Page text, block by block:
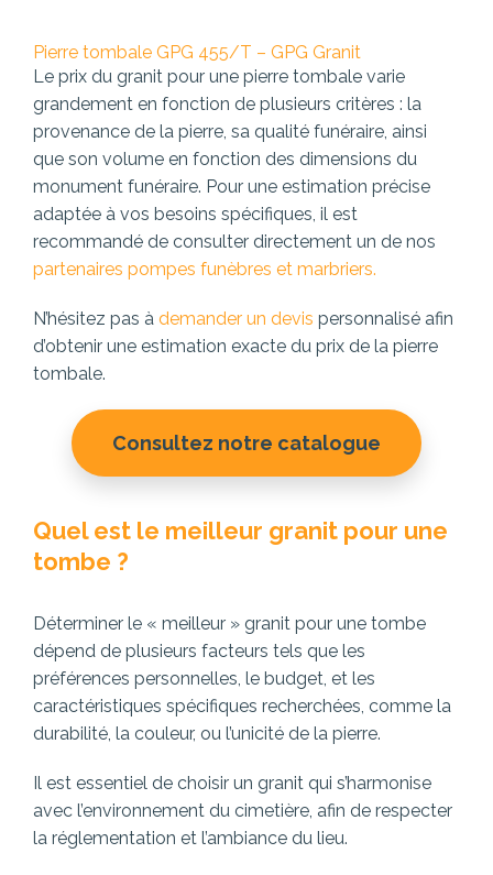
Pierre tombale GPG 455/T – GPG Granit
Le prix du granit pour une pierre tombale varie
grandement en fonction de plusieurs critères : la
provenance de la pierre, sa qualité funéraire, ainsi
que son volume en fonction des dimensions du
monument funéraire. Pour une estimation précise
adaptée à vos besoins spécifiques, il est
recommandé de consulter directement un de nos
partenaires pompes funèbres et marbriers.
N’hésitez pas à demander un devis personnalisé afin
d’obtenir une estimation exacte du prix de la pierre
tombale.
Consultez notre catalogue
Quel est le meilleur granit pour une
tombe ?
Déterminer le « meilleur » granit pour une tombe
dépend de plusieurs facteurs tels que les
préférences personnelles, le budget, et les
caractéristiques spécifiques recherchées, comme la
durabilité, la couleur, ou l’unicité de la pierre.
Il est essentiel de choisir un granit qui s’harmonise
avec l’environnement du cimetière, afin de respecter
la réglementation et l’ambiance du lieu.